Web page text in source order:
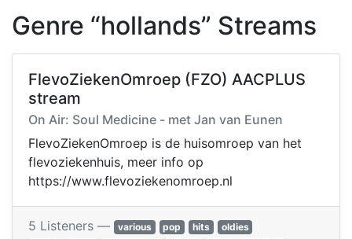
Genre “hollands” Streams
FlevoZiekenOmroep (FZO) AACPLUS
stream
On Air: Soul Medicine - met Jan van Eunen
FlevoZiekenOmroep is de huisomroep van het
flevoziekenhuis, meer info op
https://www.flevoziekenomroep.nl
5 Listeners — various pop hits
oldies